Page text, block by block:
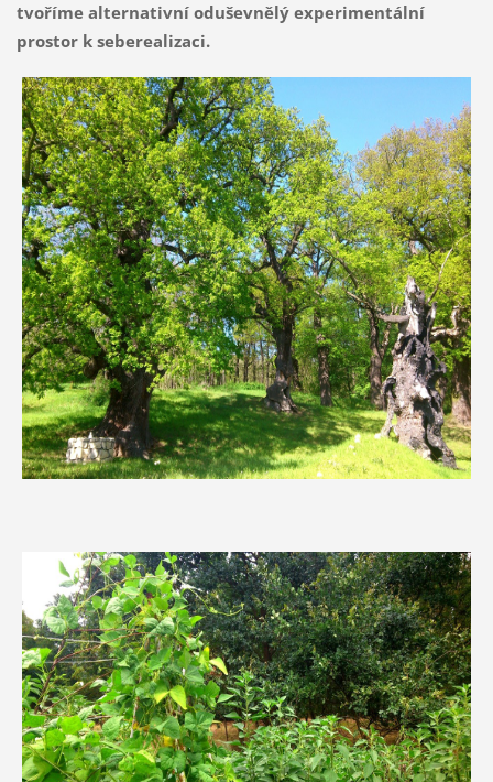
tvoříme alternativní oduševnělý experimentální
prostor k seberealizaci.